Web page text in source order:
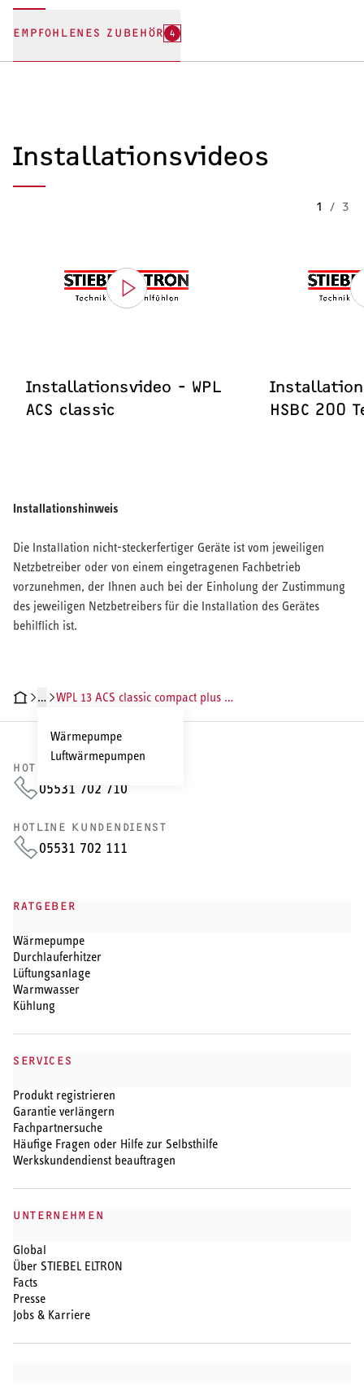
EMPFOHLENES ZUBEHÖR 4
Installationsvideos
1 / 3
Installationsvideo - WPL
ACS classic
HSBC 200
Installationshinweis
Die Installation nicht-steckerfertiger Geräte ist vom jeweiligen
Netzbetreiber oder von einem eingetragenen Fachbetrieb
vorzunehmen, der Ihnen auch bei der Einholung der Zustimmung
des jeweiligen Netzbetreibers für die Installation des Gerätes
behilflich ist.
TECHNISCHE DATENDOKUMENTE
…
Wärmepumpe
Luftwärmepumpen
WPL 13 ACS classic compact plus Set
HOTLINE VERTRIEB
05531 702 710
HOTLINE KUNDENDIENST
05531 702 111
RATGEBER
Wärmepumpe
Durchlauferhitzer
Lüftungsanlage
Warmwasser
Kühlung
SERVICES
Produkt registrieren
Garantie verlängern
Fachpartnersuche
Häufige Fragen oder Hilfe zur Selbsthilfe
Werkskundendienst beauftragen
UNTERNEHMEN
Global
Über STIEBEL ELTRON
Facts
Presse
Jobs & Karriere